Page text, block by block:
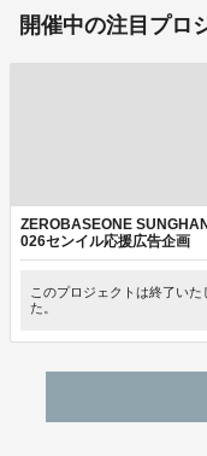
開催中の注目プロ
ZEROBASEONE
026センイル応援広告企画
このプロジェクトは終了いた
た。